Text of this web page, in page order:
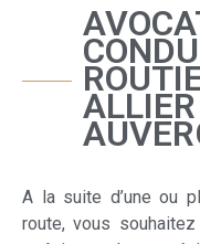
A la suite d’une ou
route, vous